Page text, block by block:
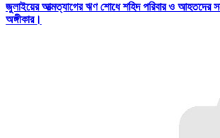
জুলাইয়ের আত্মত্যাগের ঋণ শোধে শহিদ পরিবার ও আহতদের
অঙ্গীকার।